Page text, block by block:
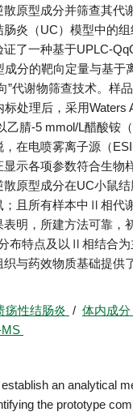
原型成分并筛查其代
肠炎（UC）模型中的
了一种基于UPLC-
成分的靶向定量与基于
”代谢物筛查技术。样
处理后，采用Waters
乙腈-5 mmol/L醋酸铵
在电喷雾离子源（
示各项参数符合生物
散原型成分在UC小鼠
；且所有样本中Ⅱ相代
明，所建方法可靠，
布特点及以Ⅱ相结合为
与药效物质基础提供
疡性结肠炎 / 体内成分
an analytical
the prototype